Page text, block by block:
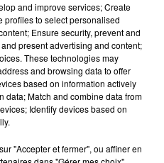
Douanier-Rousseau, à
n’est pour l’instant
d’attendre pour
meilleurs filtres…
and improve services; Create
profiles to select personalised
Ensure security, prevent and
present advertising and content;
These technologies may
and browsing data to offer
based on information actively
data; Match and combine data from
Identify devices based on
"Accepter et fermer", ou affiner en